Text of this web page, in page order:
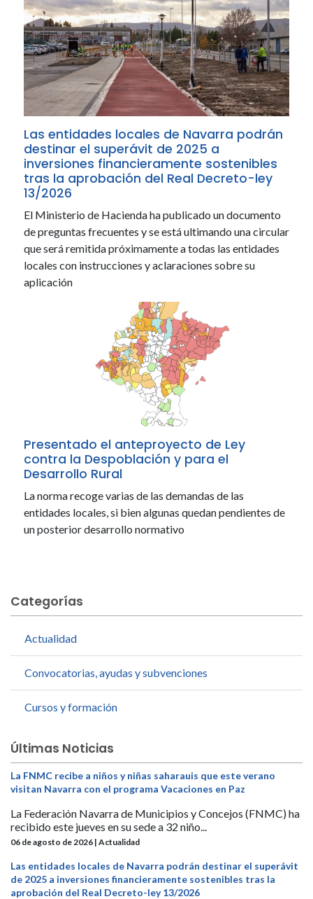
Las entidades locales de Navarra podrán
destinar el superávit de 2025 a
inversiones financieramente sostenibles
tras la aprobación del Real Decreto-ley
13/2026
El Ministerio de Hacienda ha publicado un documento
de preguntas frecuentes y se está ultimando una circular
que será remitida próximamente a todas las entidades
locales con instrucciones y aclaraciones sobre su
aplicación
Presentado el anteproyecto de Ley
contra la Despoblación y para el
Desarrollo Rural
La norma recoge varias de las demandas de las
entidades locales, si bien algunas quedan pendientes de
un posterior desarrollo normativo
Categorías
Actualidad
Convocatorias, ayudas y subvenciones
Cursos y formación
Últimas Noticias
La FNMC recibe a niños y niñas saharauis que este verano
visitan Navarra con el programa Vacaciones en Paz
La Federación Navarra de Municipios y Concejos (FNMC) ha
recibido este jueves en su sede a 32 niño...
06 de agosto de 2026 | Actualidad
Las entidades locales de Navarra podrán destinar el superávit
de 2025 a inversiones financieramente sostenibles tras la
aprobación del Real Decreto-ley 13/2026